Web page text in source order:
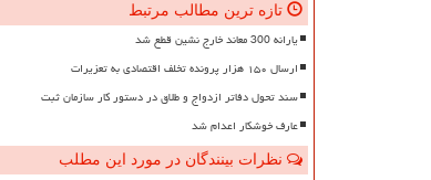
تازه ترین مطالب مرتبط
یارانه 300 معاند خارج نشین قطع شد
ارسال ۱۵۰ هزار پرونده تخلف اقتصادی به تعزیرات
سند تحول دفاتر ازدواج و طلاق در دستور کار سازمان ثبت
عارف خوشکار اعدام شد
نظرات بینندگان در مورد این مطلب